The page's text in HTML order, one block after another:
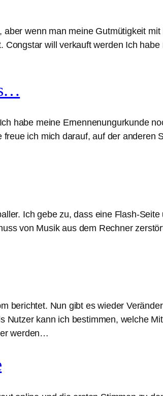
wenn man meine Gutmütigkeit
will verkauft werden Ich
habe meine Ernennenungurkunde
ich mich darauf, auf der anderen
Ich gebe zu, dass eine Flash-
von Musik aus dem Rechner
berichtet. Nun gibt es wieder
Nutzer kann ich bestimmen, welche
werden…